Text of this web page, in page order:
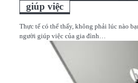
giúp việc
Thực tế có thể thấy, không phải lúc nào
người giúp việc của gia đình…